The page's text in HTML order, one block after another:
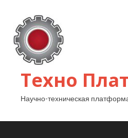
Техно
Научно-техническая